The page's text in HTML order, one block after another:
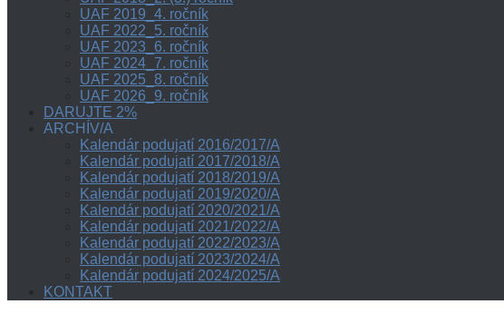
UAF 2019_4. ročník
UAF 2022_5. ročník
UAF 2023_6. ročník
UAF 2024_7. ročník
UAF 2025_8. ročník
UAF 2026_9. ročník
DARUJTE 2%
ARCHÍV/A
Kalendár podujatí 2016/2017/A
Kalendár podujatí 2017/2018/A
Kalendár podujatí 2018/2019/A
Kalendár podujatí 2019/2020/A
Kalendár podujatí 2020/2021/A
Kalendár podujatí 2021/2022/A
Kalendár podujatí 2022/2023/A
Kalendár podujatí 2023/2024/A
Kalendár podujatí 2024/2025/A
KONTAKT